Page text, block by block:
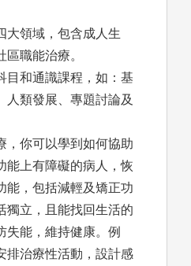
大領域，包含成人生
職能治療。
目和通識課程，如：基
人類發展、專題討論及
，你可以學到如何協助
能上有障礙的病人，恢
能，包括減輕及矯正功
獨立，且能找回生活的
失能，維持健康。例
排治療性活動，設計感